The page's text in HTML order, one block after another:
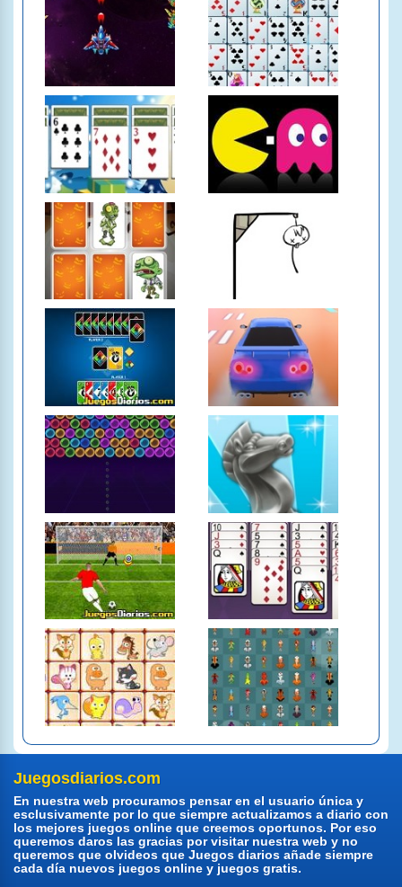
Juegosdiarios.com
En nuestra web procuramos pensar en el usuario única y
esclusivamente por lo que siempre actualizamos a diario con
los mejores juegos online que creemos oportunos. Por eso
queremos daros las gracias por visitar nuestra web y no
queremos que olvideos que Juegos diarios añade siempre
cada día nuevos juegos online y juegos gratis.